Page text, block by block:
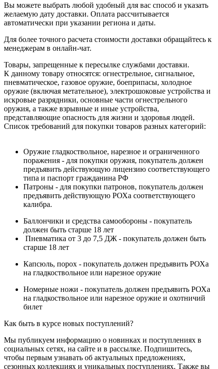
Вы можете выбрать любой удобный для вас способ и указать
желаемую дату доставки. Оплата рассчитывается
автоматически при указании региона и даты.
Для более точного расчета стоимости доставки обращайтесь к
менеджерам в онлайн-чат.
Товары, запрещенные к пересылке службами доставки.
К данному товару относятся: огнестрельное, сигнальное,
пневматическое, газовое оружие, боеприпасы, холодное
оружие (включая метательное), электрошоковые устройства и
искровые разрядники, основные части огнестрельного
оружия, а также взрывные и иные устройства,
представляющие опасность для жизни и здоровья людей.
Список требований для покупки товаров разных категорий:
Оружие гладкоствольное, нарезное и ограниченного
поражения - для покупки оружия, покупатель должен
предъявить действующую лицензию соответствующего
типа и паспорт гражданина РФ
Патроны - для покупки патронов, покупатель должен
предъявить действующую РОХа соответствующего
калибра.
Баллончики и средства самообороны - покупатель
должен быть старше 18 лет
Пневматика от 3 до 7,5 ДЖ - покупатель должен быть
старше 18 лет
Капсюль, порох - покупатель должен предъявить РОХа
на гладкоствольное или нарезное оружие
Номерные ножи - покупатель должен предъявить РОХа
на гладкоствольное или нарезное оружие и охотничий
билет
Как быть в курсе новых поступлений?
Мы публикуем информацию о новинках и поступлениях в
социальных сетях, на сайте и в рассылке. Подпишитесь,
чтобы первым узнавать об актуальных предложениях,
сезонных коллекциях и уникальных поступлениях. Также вы